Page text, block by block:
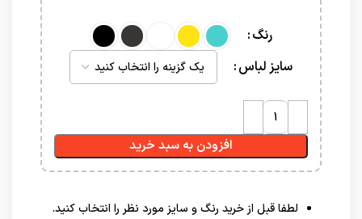
رنگ
سایز لباس
افزودن به سبد خرید
لطفا قبل از خرید رنگ و سایز مورد نظر را انتخاب کنید.